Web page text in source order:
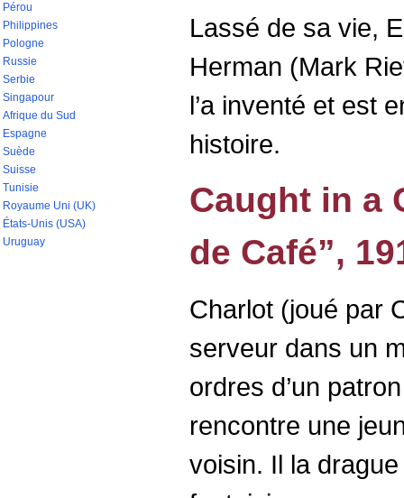
Pérou
Philippines
Pologne
Russie
Serbie
Singapour
Afrique du Sud
Espagne
Suède
Suisse
Tunisie
Royaume Uni (UK)
États-Unis (USA)
Uruguay
Lassé de sa vie,
Herman (Mark
l’a inventé et est
histoire.
Caught in a
de Café”,
Charlot (joué par
serveur dans un
ordres d’un
rencontre une
voisin. Il la